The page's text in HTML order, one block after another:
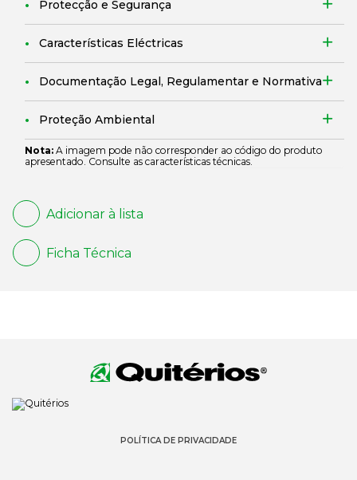
Protecção e Segurança
Características Eléctricas
Documentação Legal, Regulamentar e Normativa
Proteção Ambiental
Nota: A imagem pode não corresponder ao código do produto
apresentado. Consulte as características técnicas.
Adicionar à lista
Ficha Técnica
POLÍTICA DE PRIVACIDADE